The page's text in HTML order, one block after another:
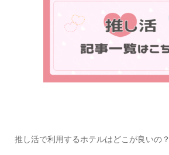
推し活で利用するホテルはどこが良いの？